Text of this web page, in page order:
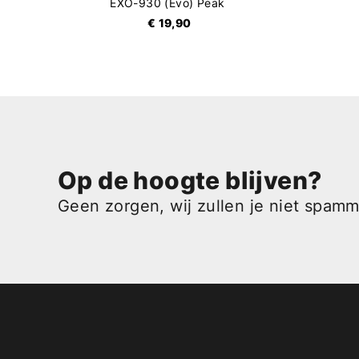
EXO-930 (Evo) Peak
€ 19,90
Op de hoogte blijven?
Geen zorgen, wij zullen je niet